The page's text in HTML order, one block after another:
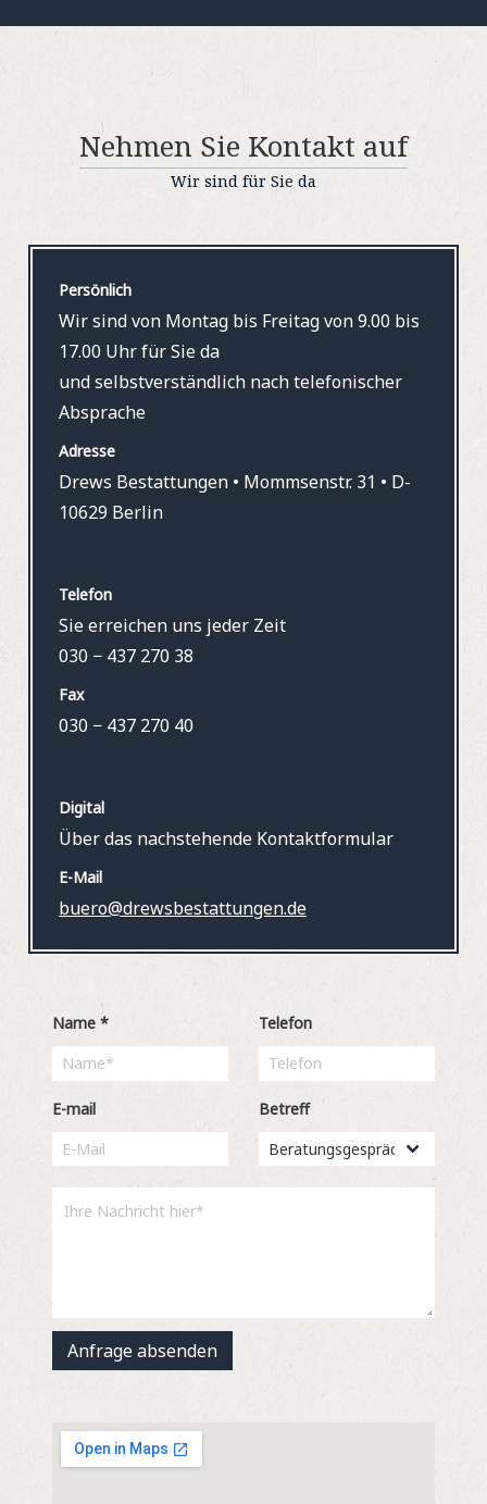
Nehmen Sie Kontakt auf
Wir sind für Sie da
Persönlich
Wir sind von Montag bis Freitag von 9.00 bis
17.00 Uhr für Sie da
und selbstverständlich nach telefonischer
Absprache
Adresse
Drews Bestattungen • Mommsenstr. 31 • D-
10629 Berlin
Telefon
Sie erreichen uns jeder Zeit
030 − 437 270 38
Fax
030 − 437 270 40
Digital
Über das nachstehende Kontaktformular
E-Mail
buero@drewsbestattungen.de
Name * Telefon
E-mail Betreff
Anfrage absenden